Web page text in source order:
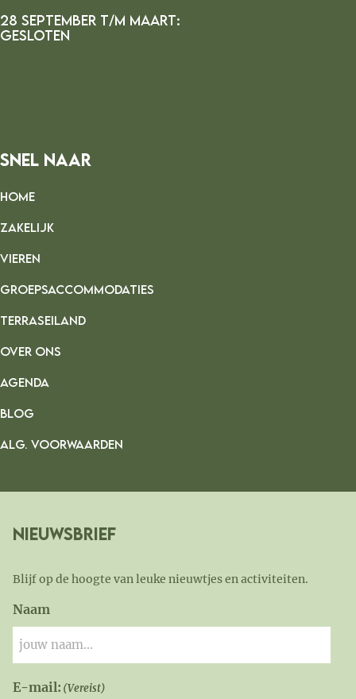
28 september t/m maart:
gesloten
Snel Naar
HOME
ZAKELIJK
VIEREN
GROEPSACCOMMODATIES
TERRASEILAND
OVER ONS
AGENDA
BLOG
ALG. VOORWAARDEN
Nieuwsbrief
Blijf op de hoogte van leuke nieuwtjes en activiteiten.
Naam
E-mail: (Vereist)